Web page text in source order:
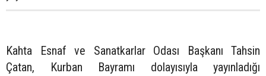
Kahta Esnaf ve Sanatkarlar Odası Başkanı Tahsin
Çatan, Kurban Bayramı dolayısıyla yayınladığı